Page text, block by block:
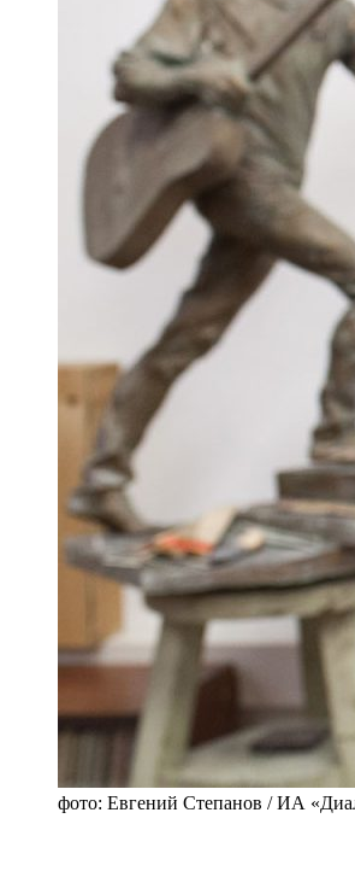
фото: Евгений Степанов / ИА